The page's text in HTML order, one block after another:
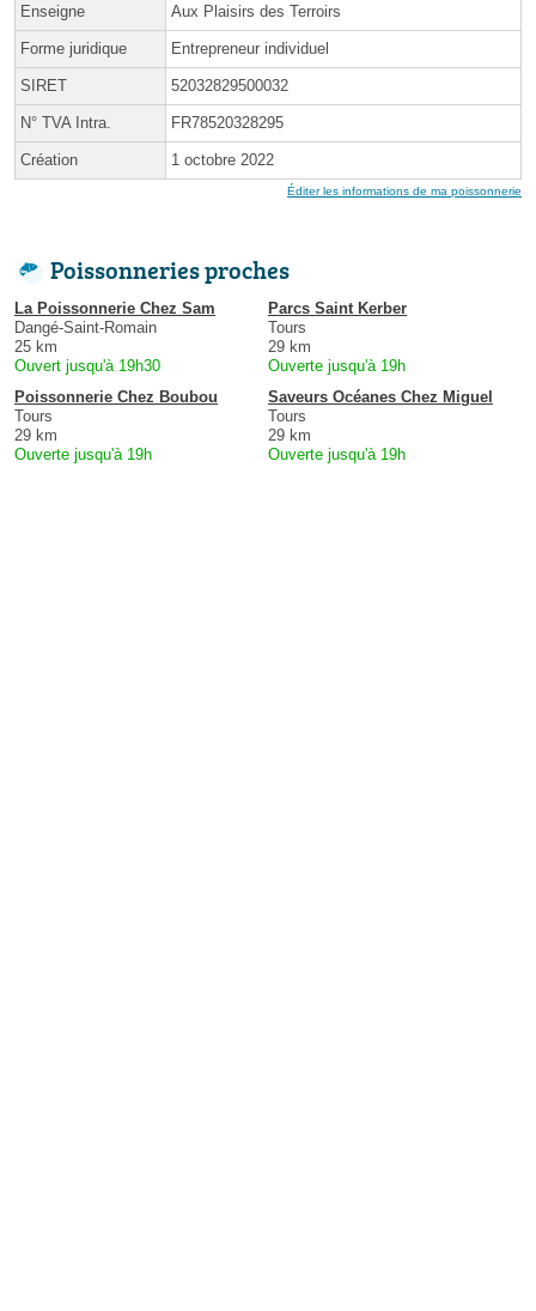
Enseigne Aux Plaisirs des Terroirs
Forme juridique Entrepreneur individuel
SIRET 52032829500032
N° TVA Intra. FR78520328295
Création 1 octobre 2022
Éditer les informations de ma poissonnerie
Poissonneries proches
La Poissonnerie Chez Sam
Dangé-Saint-Romain
25 km
Ouvert jusqu'à 19h30
Parcs Saint Kerber
Tours
29 km
Ouverte jusqu'à 19h
Poissonnerie Chez Boubou
Tours
29 km
Ouverte jusqu'à 19h
Saveurs Océanes Chez Miguel
Tours
29 km
Ouverte jusqu'à 19h